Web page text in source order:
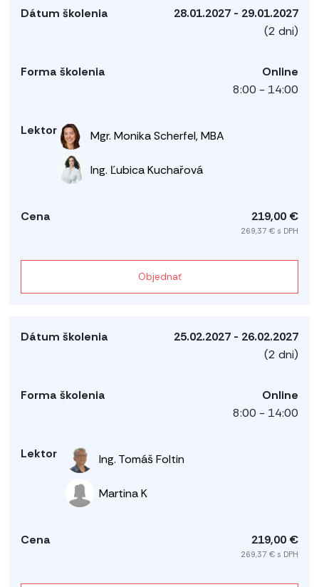
28.01.2027 - 29.01.2027
(2 dni)
Online
8:00 - 14:00
Mgr. Monika Scherfel, MBA
Ing. Ľubica Kuchařová
219,00 €
269,37 € s DPH
Objednať
25.02.2027 - 26.02.2027
(2 dni)
Online
8:00 - 14:00
Ing. Tomáš Foltin
Martina K
219,00 €
269,37 € s DPH